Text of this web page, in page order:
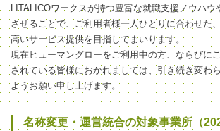
LITALICOワークスが持つ豊富な就職支援ノウハウ
させることで、ご利用者様一人ひとりに合わせた
高いサービス提供を目指してまいります。
現在ヒューマングローをご利用中の方、ならびに
されている皆様におかれましては、引き続き変わ
ようお願い申し上げます。
名称変更・運営統合の対象事業所（